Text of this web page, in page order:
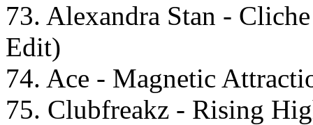
73. Alexandra Stan -
Edit)
74. Ace - Magnetic
75. Clubfreakz - Rising